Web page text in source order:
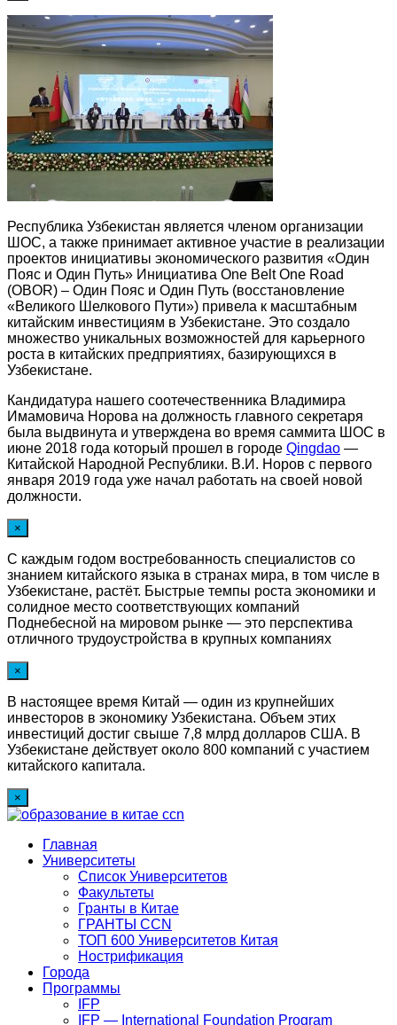
Республика Узбекистан является членом организации
ШОС, а также принимает активное участие в реализации
проектов инициативы экономического развития «Один
Пояс и Один Путь» Инициатива One Belt One Road
(OBOR) – Один Пояс и Один Путь (восстановление
«Великого Шелкового Пути») привела к масштабным
китайским инвестициям в Узбекистане. Это создало
множество уникальных возможностей для карьерного
роста в китайских предприятиях, базирующихся в
Узбекистане.
Кандидатура нашего соотечественника Владимира
Имамовича Норова на должность главного секретаря
была выдвинута и утверждена во время саммита ШОС в
июне 2018 года который прошел в городе Qingdao —
Китайской Народной Республики. В.И. Норов с первого
января 2019 года уже начал работать на своей новой
должности.
×
С каждым годом востребованность специалистов со
знанием китайского языка в странах мира, в том числе в
Узбекистане, растёт. Быстрые темпы роста экономики и
солидное место соответствующих компаний
Поднебесной на мировом рынке — это перспектива
отличного трудоустройства в крупных компаниях
×
В настоящее время Китай — один из крупнейших
инвесторов в экономику Узбекистана. Объем этих
инвестиций достиг свыше 7,8 млрд долларов США. В
Узбекистане действует около 800 компаний с участием
китайского капитала.
×
Главная
Университеты
Список Университетов
Факультеты
Гранты в Китае
ГРАНТЫ ССN
ТОП 600 Университетов Китая
Нострификация
Города
Программы
IFP
IFP — International Foundation Program